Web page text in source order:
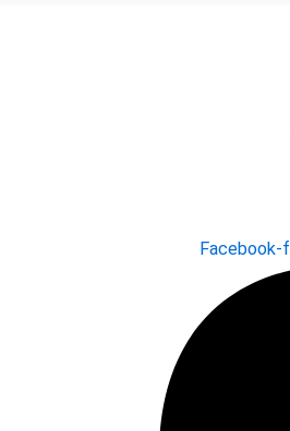
Facebook-f